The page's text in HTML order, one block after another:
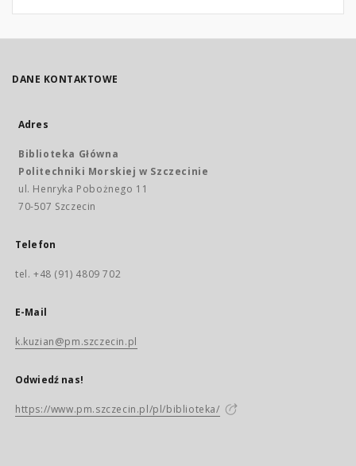
DANE KONTAKTOWE
Adres
Biblioteka Główna
Politechniki Morskiej w Szczecinie
ul. Henryka Pobożnego 11
70-507 Szczecin
Telefon
tel. +48 (91) 4809 702
E-Mail
k.kuzian@pm.szczecin.pl
Odwiedź nas!
https://www.pm.szczecin.pl/pl/biblioteka/